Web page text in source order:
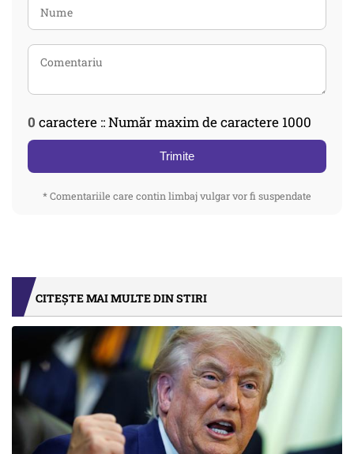
0 caractere :: Număr maxim de caractere 1000
Trimite
* Comentariile care contin limbaj vulgar vor fi suspendate
CITEȘTE MAI MULTE DIN STIRI